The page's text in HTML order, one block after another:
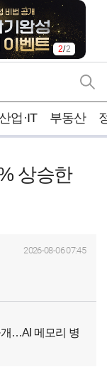
2/2
업·IT 부동산
상승한
2026-08-06 07:45
…AI 메모리 병